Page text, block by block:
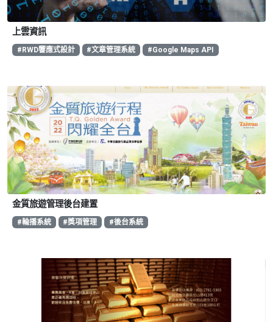
上雲資訊
#RWD響應式設計 #文章管理系統 #Google Maps API
金質旅遊管理後台建置
#輪播系統 #獎項管理 #後台系統